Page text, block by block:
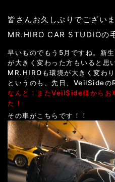
皆さんお久しぶりでございま
MR.HIRO CAR STUDIOの
早いものでもう5月ですね。新
が大きく変わった方もいると思
MR.HIROも環境が大きく変わり
というのも、先日、VeilSideの
なんと！またVeilSide様からお
た！
その車がこちらです！！